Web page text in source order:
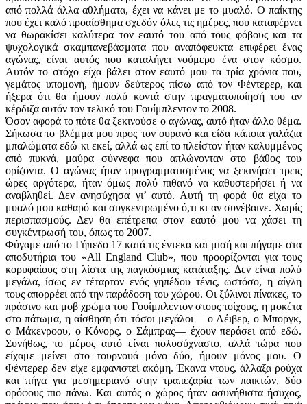
από πολλά άλλα αθλήματα, έχει να κάνει με το μυαλό. Ο παίκτης
που έχει καλό προαίσθημα σχεδόν όλες τις ημέρες, που καταφέρνει
να θωρακίσει καλύτερα τον εαυτό του από τους φόβους και τα
ψυχολογικά σκαμπανεβάσματα που αναπόφευκτα επιφέρει ένας
αγώνας, είναι αυτός που καταλήγει νούμερο ένα στον κόσμο.
Αυτόν το στόχο είχα βάλει στον εαυτό μου τα τρία χρόνια που,
γεμάτος υπομονή, ήμουν δεύτερος πίσω από τον Φέντερερ, και
ήξερα ότι θα ήμουν πολύ κοντά στην πραγματοποίησή του αν
κέρδιζα αυτόν τον τελικό του Γουίμπλεντον το 2008.
Όσον αφορά το πότε θα ξεκινούσε ο αγώνας, αυτό ήταν άλλο θέμα.
Σήκωσα το βλέμμα μου προς τον ουρανό και είδα κάποια γαλάζια
μπαλώματα εδώ κι εκεί, αλλά ως επί το πλείστον ήταν καλυμμένος
από πυκνά, μαύρα σύννεφα που απλώνονταν στο βάθος του
ορίζοντα. Ο αγώνας ήταν προγραμματισμένος να ξεκινήσει τρεις
ώρες αργότερα, ήταν όμως πολύ πιθανό να καθυστερήσει ή να
αναβληθεί. Δεν ανησύχησα γι’ αυτό. Αυτή τη φορά θα είχα το
μυαλό μου καθαρό και συγκεντρωμένο ό,τι κι αν συνέβαινε. Χωρίς
περισπασμούς. Δεν θα επέτρεπα στον εαυτό μου να χάσει τη
συγκέντρωσή του, όπως το 2007.
Φύγαμε από το Γήπεδο 17 κατά τις έντεκα και μισή και πήγαμε στα
αποδυτήρια του «All England Club», που προορίζονται για τους
κορυφαίους στη λίστα της παγκόσμιας κατάταξης. Δεν είναι πολύ
μεγάλα, ίσως εν τέταρτον ενός γηπέδου τένις, ωστόσο, η αίγλη
τους απορρέει από την παράδοση του χώρου. Οι ξύλινοι πίνακες, το
πράσινο και μοβ χρώμα του Γουίμπλεντον στους τοίχους, η μοκέτα
στο πάτωμα, η αίσθηση ότι τόσοι μεγάλοι —ο Λέιβερ, ο Μποργκ,
ο Μάκενροου, ο Κόνορς, ο Σάμπρας— έχουν περάσει από εδώ.
Συνήθως, το μέρος αυτό είναι πολυσύχναστο, αλλά τώρα που
είχαμε μείνει στο τουρνουά μόνο δύο, ήμουν μόνος μου. Ο
Φέντερερ δεν είχε εμφανιστεί ακόμη. Έκανα ντους, άλλαξα ρούχα
και πήγα για μεσημεριανό στην τραπεζαρία των παικτών, δύο
ορόφους πιο πάνω. Και αυτός ο χώρος ήταν ασυνήθιστα ήσυχος,